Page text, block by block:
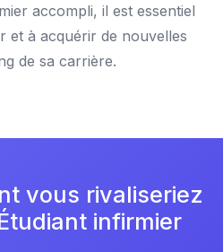
accompli, il est essentiel
et à acquérir de nouvelles
de sa carrière.
vous rivaliseriez
infirmier